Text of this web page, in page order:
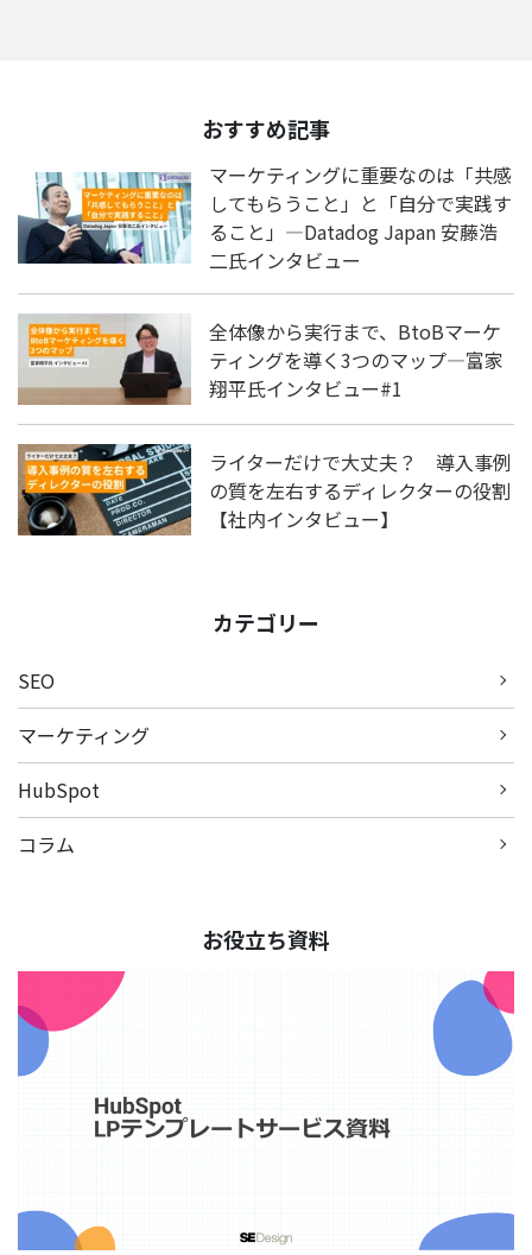
おすすめ記事
マーケティングに重要なのは「共感
してもらうこと」と「自分で実践す
ること」―Datadog Japan 安藤浩
二氏インタビュー
全体像から実行まで、BtoBマーケ
ティングを導く3つのマップ―富家
翔平氏インタビュー#1
ライターだけで大丈夫？ 導入事例
の質を左右するディレクターの役割
【社内インタビュー】
カテゴリー
SEO
マーケティング
HubSpot
コラム
お役立ち資料